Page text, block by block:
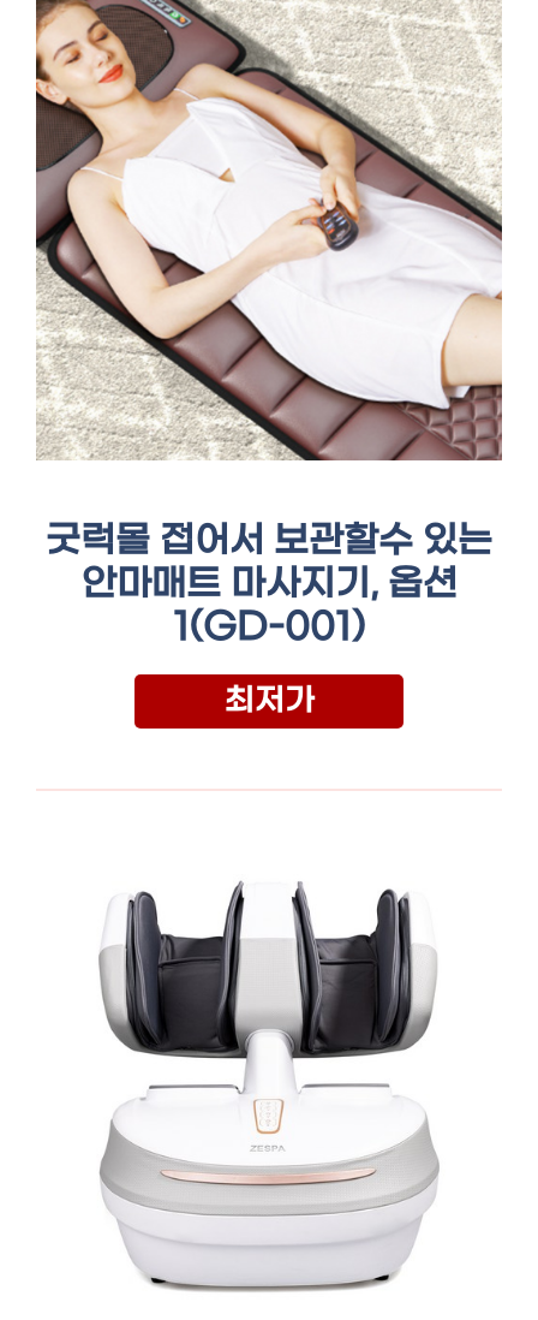
굿럭몰 접어서 보관할수 있는
안마매트 마사지기, 옵션
1(GD-001)
최저가